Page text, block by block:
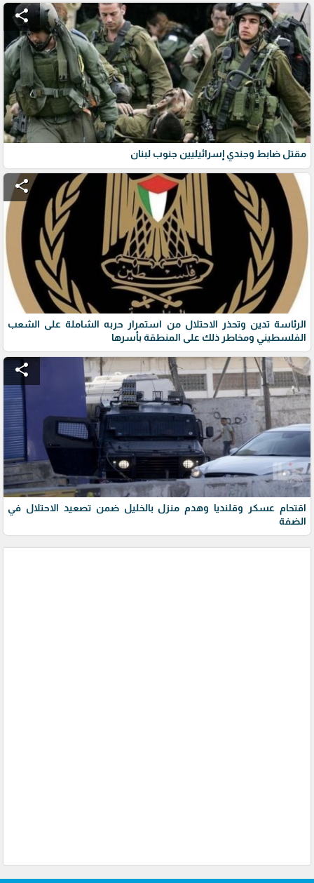
share
مقتل ضابط وجندي إسرائيليين جنوب لبنان
share
الرئاسة تدين وتحذر الاحتلال من استمرار حربه الشاملة على الشعب
الفلسطيني ومخاطر ذلك على المنطقة بأسرها
share
اقتحام عسكر وقلنديا وهدم منزل بالخليل ضمن تصعيد الاحتلال في
الضفة